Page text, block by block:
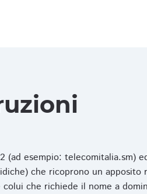
esempio: telecomitalia.sm)
che ricoprono un apposito
colui che richiede il nome a